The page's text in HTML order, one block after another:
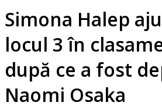
Simona Halep
locul 3 în
după ce a fost
Naomi Osaka